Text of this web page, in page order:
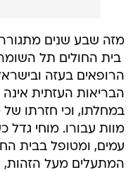
מזה שבע שנים
 בית החולים תל
הרופאים בעזה
הבריאות העזתית
במחלתו, וכי חזרתו של
מוות עבורו. מוחי גדל
עמים, ומטופל בבית
המתעלים מעל